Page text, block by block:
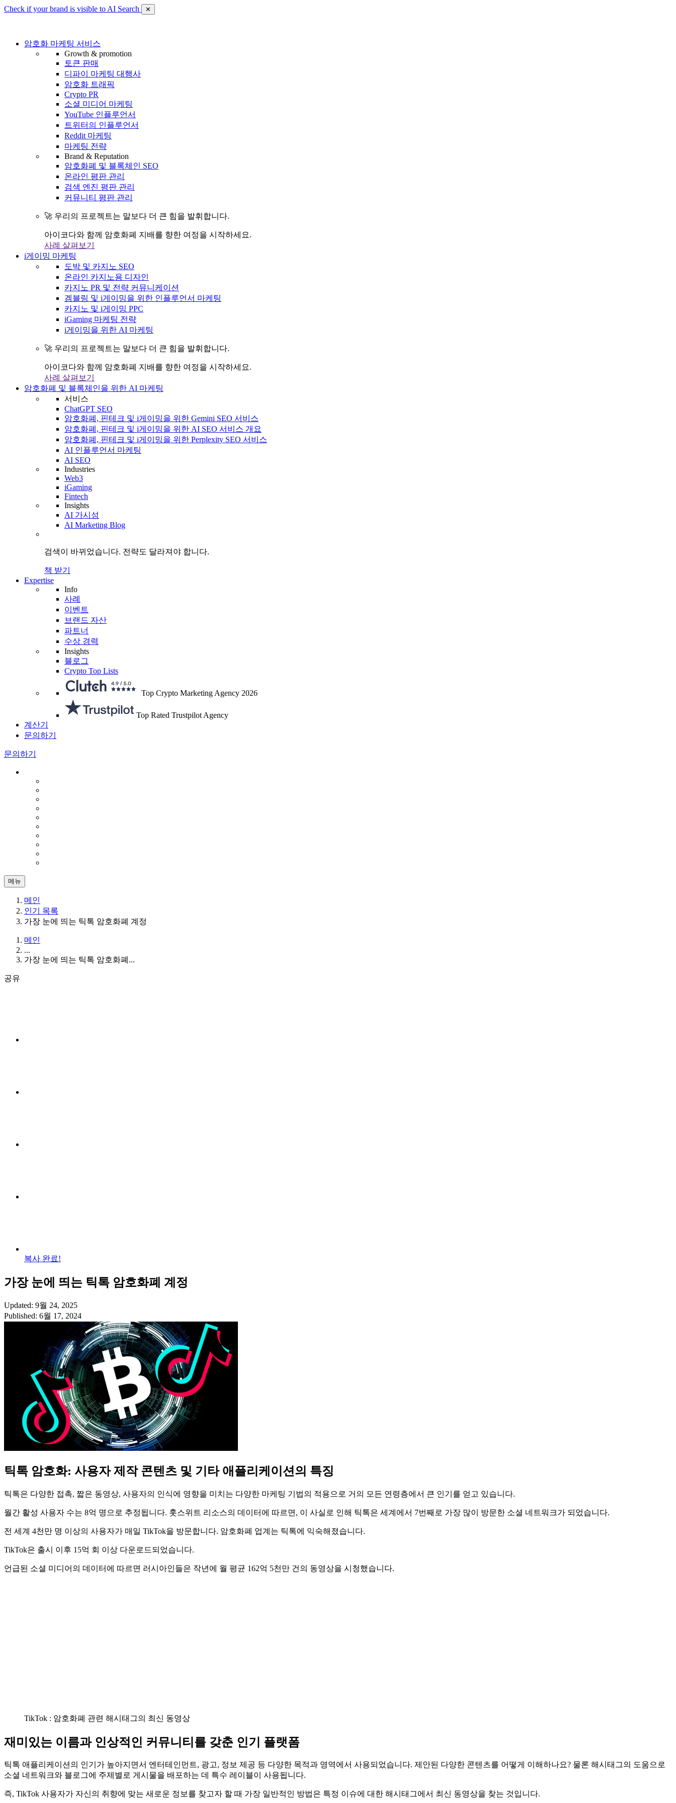
Check if your brand is visible to AI Search ✕
암호화 마케팅 서비스
Growth & promotion
토큰 판매
디파이 마케팅 대행사
암호화 트래픽
Crypto PR
소셜 미디어 마케팅
YouTube 인플루언서
트위터의 인플루언서
Reddit 마케팅
마케팅 전략
Brand & Reputation
암호화폐 및 블록체인 SEO
온라인 평판 관리
검색 엔진 평판 관리
커뮤니티 평판 관리
🚀 우리의 프로젝트는 말보다 더 큰 힘을 발휘합니다.
아이코다와 함께 암호화폐 지배를 향한 여정을 시작하세요.
사례 살펴보기
i게이밍 마케팅
도박 및 카지노 SEO
온라인 카지노용 디자인
카지노 PR 및 전략 커뮤니케이션
겜블링 및 i게이밍을 위한 인플루언서 마케팅
카지노 및 i게이밍 PPC
iGaming 마케팅 전략
i게이밍을 위한 AI 마케팅
🚀 우리의 프로젝트는 말보다 더 큰 힘을 발휘합니다.
아이코다와 함께 암호화폐 지배를 향한 여정을 시작하세요.
사례 살펴보기
암호화폐 및 블록체인을 위한 AI 마케팅
서비스
ChatGPT SEO
암호화폐, 핀테크 및 i게이밍을 위한 Gemini SEO 서비스
암호화폐, 핀테크 및 i게이밍을 위한 AI SEO 서비스 개요
암호화폐, 핀테크 및 i게이밍을 위한 Perplexity SEO 서비스
AI 인플루언서 마케팅
AI SEO
Industries
Web3
iGaming
Fintech
Insights
AI 가시성
AI Marketing Blog
검색이 바뀌었습니다. 전략도 달라져야 합니다.
책 받기
Expertise
Info
사례
이벤트
브랜드 자산
파트너
수상 경력
Insights
블로그
Crypto Top Lists
Top Crypto Marketing Agency 2026
Top Rated Trustpilot Agency
계산기
문의하기
문의하기
메뉴
메인
인기 목록
가장 눈에 띄는 틱톡 암호화폐 계정
메인
...
가장 눈에 띄는 틱톡 암호화폐...
공유
복사 완료!
가장 눈에 띄는 틱톡 암호화폐 계정
Updated: 9월 24, 2025
Published: 6월 17, 2024
틱톡 암호화: 사용자 제작 콘텐츠 및 기타 애플리케이션의 특징
틱톡은 다양한 접촉, 짧은 동영상, 사용자의 인식에 영향을 미치는 다양한 마케팅 기법의 적용으로 거의 모든 연령층에서 큰 인기를 얻고 있습니다.
월간 활성 사용자 수는 8억 명으로 추정됩니다. 훗스위트 리소스의 데이터에 따르면, 이 사실로 인해 틱톡은 세계에서 7번째로 가장 많이 방문한 소셜 네트워크가 되었습니다.
전 세계 4천만 명 이상의 사용자가 매일 TikTok을 방문합니다. 암호화폐 업계는 틱톡에 익숙해졌습니다.
TikTok은 출시 이후 15억 회 이상 다운로드되었습니다.
언급된 소셜 미디어의 데이터에 따르면 러시아인들은 작년에 월 평균 162억 5천만 건의 동영상을 시청했습니다.
TikTok : 암호화폐 관련 해시태그의 최신 동영상
재미있는 이름과 인상적인 커뮤니티를 갖춘 인기 플랫폼
틱톡 애플리케이션의 인기가 높아지면서 엔터테인먼트, 광고, 정보 제공 등 다양한 목적과 영역에서 사용되었습니다. 제안된 다양한 콘텐츠를 어떻게 이해하나요? 물론 해시태그의 도움으로
소셜 네트워크와 블로그에 주제별로 게시물을 배포하는 데 특수 레이블이 사용됩니다.
즉, TikTok 사용자가 자신의 취향에 맞는 새로운 정보를 찾고자 할 때 가장 일반적인 방법은 특정 이슈에 대한 해시태그에서 최신 동영상을 찾는 것입니다.